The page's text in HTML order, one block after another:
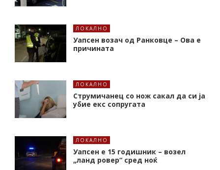
ЛОКАЛНО
Уапсен возач од Ранковце – Ова е
причината
ЛОКАЛНО
Струмичанец со нож сакал да си ја
убие екс сопругата
ЛОКАЛНО
Уапсен е 15 годишник – возел
„ланд ровер“ сред ноќ